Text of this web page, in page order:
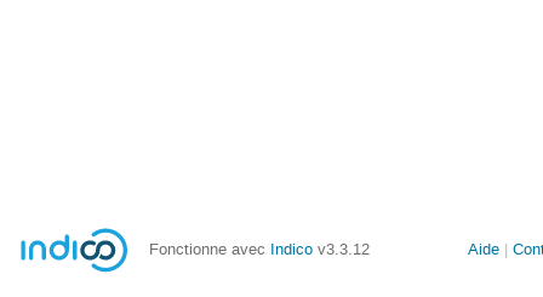
Fonctionne avec Indico v3.3.12 Aide